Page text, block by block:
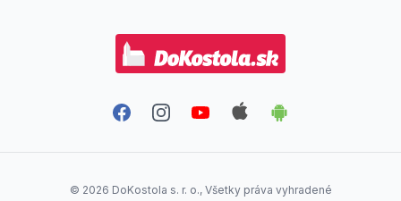
FacebookInstagramYouTubeAplikácia DoKostola -
Aplikácia
© 2026 DoKostola s. r. o., Všetky práva vyhradené